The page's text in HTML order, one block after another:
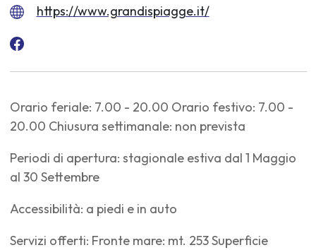
https://www.grandispiagge.it/
Orario feriale: 7.00 - 20.00 Orario festivo: 7.00 -
20.00 Chiusura settimanale: non prevista
Periodi di apertura: stagionale estiva dal 1 Maggio
al 30 Settembre
Accessibilità: a piedi e in auto
Servizi offerti: Fronte mare: mt. 253 Superficie